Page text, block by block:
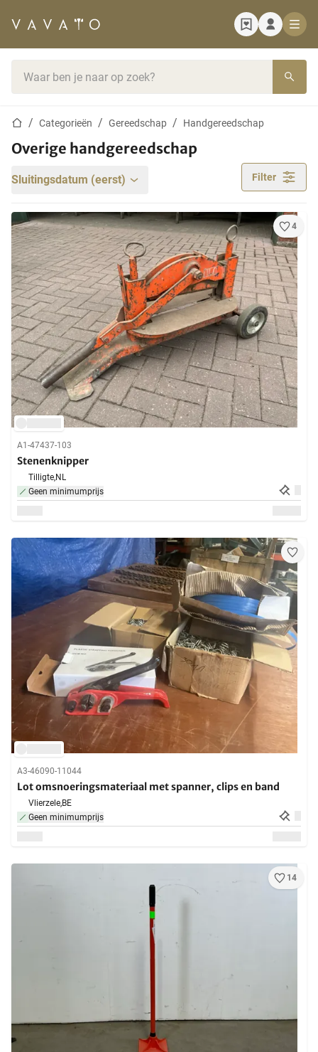
StartpaginaCategorieën Gereedschap Handgereedschap
Overige handgereedschap
Sluitingsdatum (eerst) Filter
4
A1-47437-103
Stenenknipper
Tilligte,NL
Geen minimumprijs
A3-46090-11044
Lot omsnoeringsmateriaal met spanner, clips en band
Vlierzele,BE
Geen minimumprijs
14